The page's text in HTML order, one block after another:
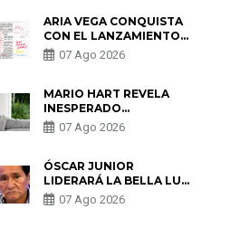
PARTES QUERÍA EL
REMEMBER”
ARIA VEGA CONQUISTA
CON EL LANZAMIENTO
DE “TOTOTO (+4)”
07 Ago 2026
MARIO HART REVELA
INESPERADO
PROBLEMA DE SALUD
ANTES DE SEPARARSE
ENCONTRARON UN
TUMOR”
07 Ago 2026
ÓSCAR JUNIOR
LIDERARÁ LA BELLA LUZ
TRAS SALIDA DE SU
PADRE POR POLÉMICA
07 Ago 2026